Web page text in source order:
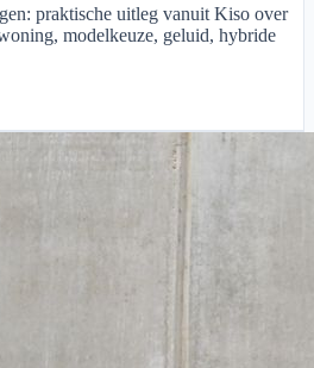
praktische uitleg vanuit Kiso over
modelkeuze, geluid, hybride